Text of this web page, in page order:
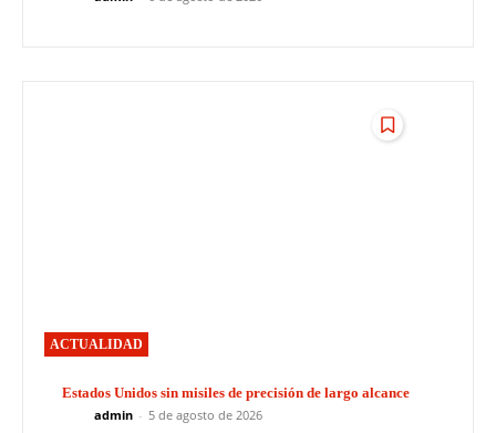
ACTUALIDAD
Estados Unidos sin misiles de precisión de largo alcance
admin - 5 de agosto de 2026